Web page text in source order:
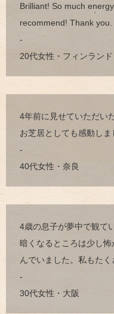
Brilliant! So much
recommend! Thank you.
-
20代女性・フィンランド
4年前に見せていただい
お芝居としても感動しま
-
40代女性・奈良
4歳の息子が夢中で観て
暗くなるところは少し
んでいました。私もたく
-
30代女性・大阪